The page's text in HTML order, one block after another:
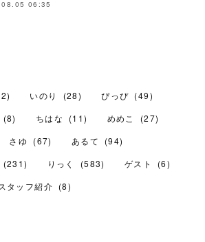
06:35
2) いのり (28) ぴっぴ (49)
(8) ちはな (11) めめこ (27)
さゆ (67) あるて (94)
(231) りっく (583) ゲスト (6)
スタッフ紹介 (8)